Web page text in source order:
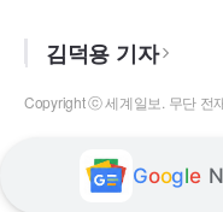
김덕용 기자
Copyright ⓒ 세계일보. 무단 전
Google